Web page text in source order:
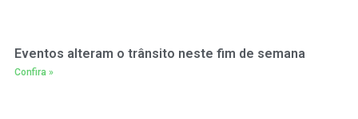
Eventos alteram o trânsito neste fim de semana
Confira »